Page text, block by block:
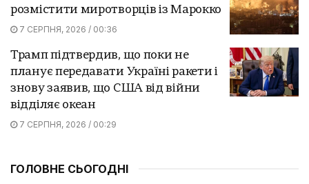
розмістити миротворців із Марокко
7 СЕРПНЯ, 2026 / 00:36
Трамп підтвердив, що поки не
планує передавати Україні ракети і
знову заявив, що США від війни
відділяє океан
7 СЕРПНЯ, 2026 / 00:29
ГОЛОВНЕ СЬОГОДНІ